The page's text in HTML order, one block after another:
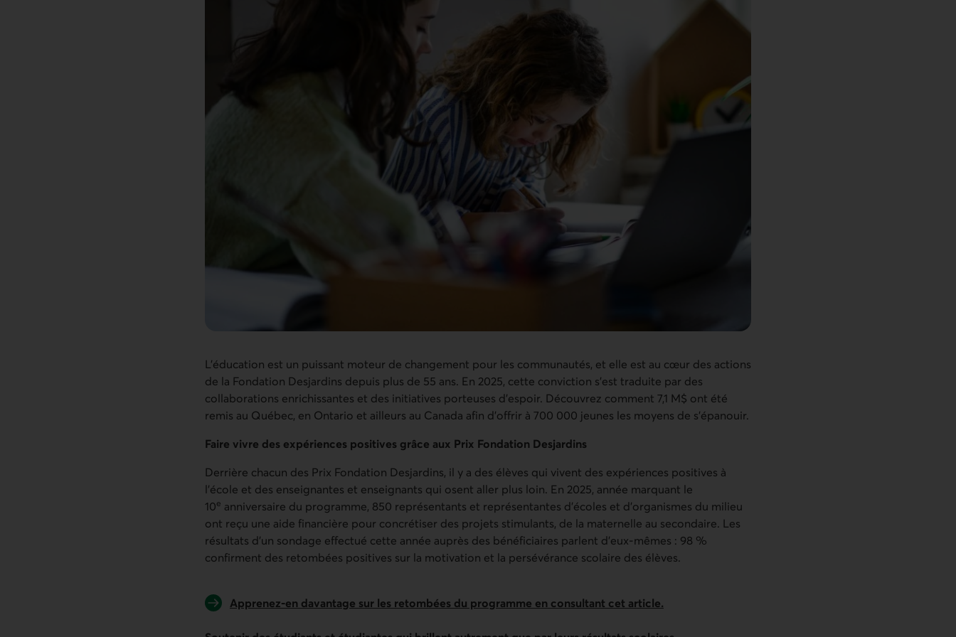
L’éducation est un puissant moteur de changement pour les communautés, et elle est au cœur des actions
de la Fondation Desjardins depuis plus de 55 ans. En 2025, cette conviction s’est traduite par des
collaborations enrichissantes et des initiatives porteuses d’espoir. Découvrez comment 7,1 M$ ont été
remis au Québec, en Ontario et ailleurs au Canada afin d’offrir à 700 000 jeunes les moyens de s’épanouir.
Faire vivre des expériences positives grâce aux Prix Fondation Desjardins
Derrière chacun des Prix Fondation Desjardins, il y a des élèves qui vivent des expériences positives à
l’école et des enseignantes et enseignants qui osent aller plus loin. En 2025, année marquant le
10e anniversaire du programme, 850 représentants et représentantes d’écoles et d’organismes du milieu
ont reçu une aide financière pour concrétiser des projets stimulants, de la maternelle au secondaire. Les
résultats d’un sondage effectué cette année auprès des bénéficiaires parlent d’eux‑mêmes : 98 %
confirment des retombées positives sur la motivation et la persévérance scolaire des élèves.
Apprenez-en davantage sur les retombées du programme en consultant cet article.